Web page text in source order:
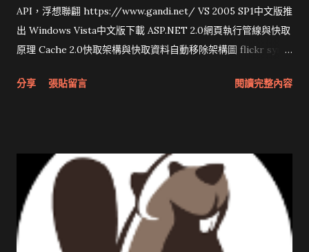
API，浮想聯翩 https://www.gandi.net/ VS 2005 SP1中文版推
出 Windows Vista中文版下載 ASP.NET 2.0網頁執行管線與快取
原理 Cache 2.0快取架構與快取資料自動移除架構圖 flickr sync
圖治推動改革 Wait and see 國內某SOC疑遭駭客入侵 大砲開講
分享 張貼留言 閱讀完整內容